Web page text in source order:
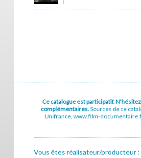
Ce catalogue est participatif.
complémentaires.Sources de ce
Unifrance, www.film-
Vous êtes réalisateur/producteur :